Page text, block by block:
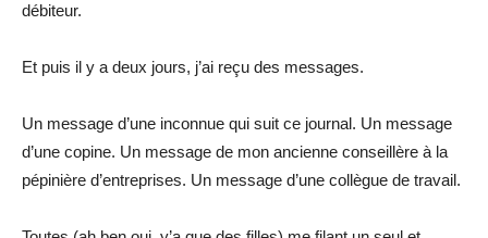
débiteur.
Et puis il y a deux jours, j’ai reçu des messages.
Un message d’une inconnue qui suit ce journal. Un message
d’une copine. Un message de mon ancienne conseillère à la
pépinière d’entreprises. Un message d’une collègue de travail.